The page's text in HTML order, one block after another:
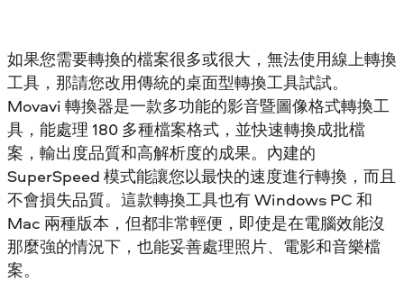
如果您需要轉換的檔案很多或很大，無法使用線上轉換
工具，那請您改用傳統的桌面型轉換工具試試。
Movavi 轉換器是一款多功能的影音暨圖像格式轉換工
具，能處理 180 多種檔案格式，並快速轉換成批檔
案，輸出度品質和高解析度的成果。內建的
SuperSpeed 模式能讓您以最快的速度進行轉換，而且
不會損失品質。這款轉換工具也有 Windows PC 和
Mac 兩種版本，但都非常輕便，即使是在電腦效能沒
那麼強的情況下，也能妥善處理照片、電影和音樂檔
案。